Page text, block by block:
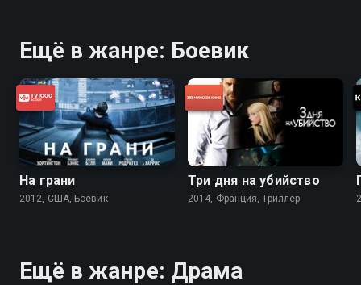
Ещё в жанре: Боевик
На грани
2012, США, Боевик
Три дня на убийство
2014, Франция, Триллер
Ещё в жанре: Драма